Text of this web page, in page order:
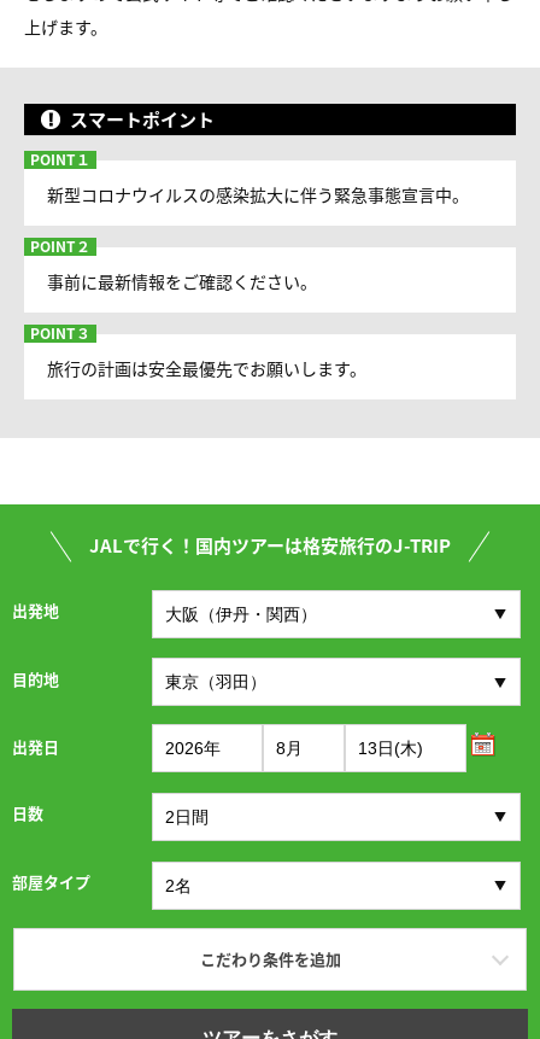
上げます。
スマートポイント
新型コロナウイルスの感染拡大に伴う緊急事態宣言中。
事前に最新情報をご確認ください。
旅行の計画は安全最優先でお願いします。
JALで行く！国内ツアーは格安旅行のJ-TRIP
出発地
目的地
出発日
日数
部屋タイプ
こだわり条件を追加